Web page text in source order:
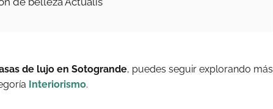
de lujo en Sotogrande, puedes seguir explorando más
Interiorismo.